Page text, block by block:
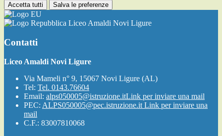
Accetta tutti Salva le preferenze
Liceo Amaldi Novi Ligure
Contatti
Liceo Amaldi Novi Ligure
Via Mameli n° 9, 15067 Novi Ligure (AL)
Tel: Tel. 0143.76604
Email: alps050005@istruzione.itLink per inviare una mail
PEC: ALPS050005@pec.istruzione.it Link per inviare una
mail
C.F.: 83007810068